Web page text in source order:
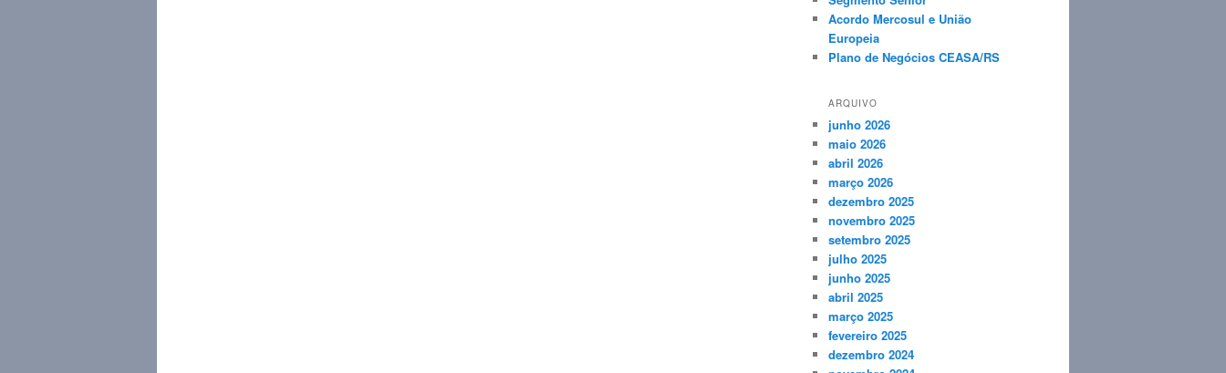
Acordo Mercosul e União
Europeia
Plano de Negócios CEASA/RS
ARQUIVO
junho 2026
maio 2026
abril 2026
março 2026
dezembro 2025
novembro 2025
setembro 2025
julho 2025
junho 2025
abril 2025
março 2025
fevereiro 2025
dezembro 2024